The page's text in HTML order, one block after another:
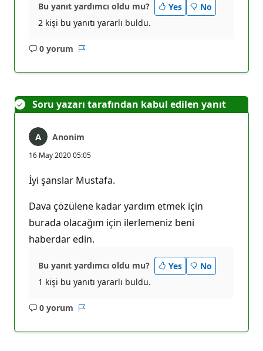
Bu yanıt yardımcı oldu mu? Yes
No
2 kişi bu yanıtı yararlı buldu.
0 yorum
Açıklama
Soru yazarı tarafından kabul edilen yanıt
Anonim
16 May 2020 05:05
İyi şanslar Mustafa.
Dava çözülene kadar yardım etmek için
burada olacağım için ilerlemeniz beni
haberdar edin.
Bu yanıt yardımcı oldu mu? Yes
No
1 kişi bu yanıtı yararlı buldu.
0 yorum
Açıklama